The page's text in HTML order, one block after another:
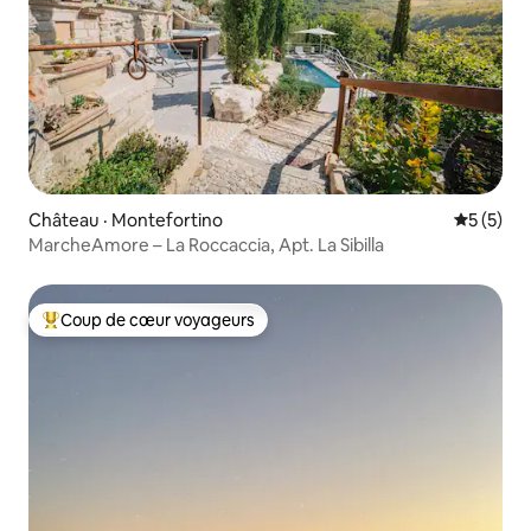
Château · Montefortino Note
5 (5)
MarcheAmore – La Roccaccia, Apt. La Sibilla
Coup de cœur voyageurs parmi les plus aimés
Coup de cœur voyageurs